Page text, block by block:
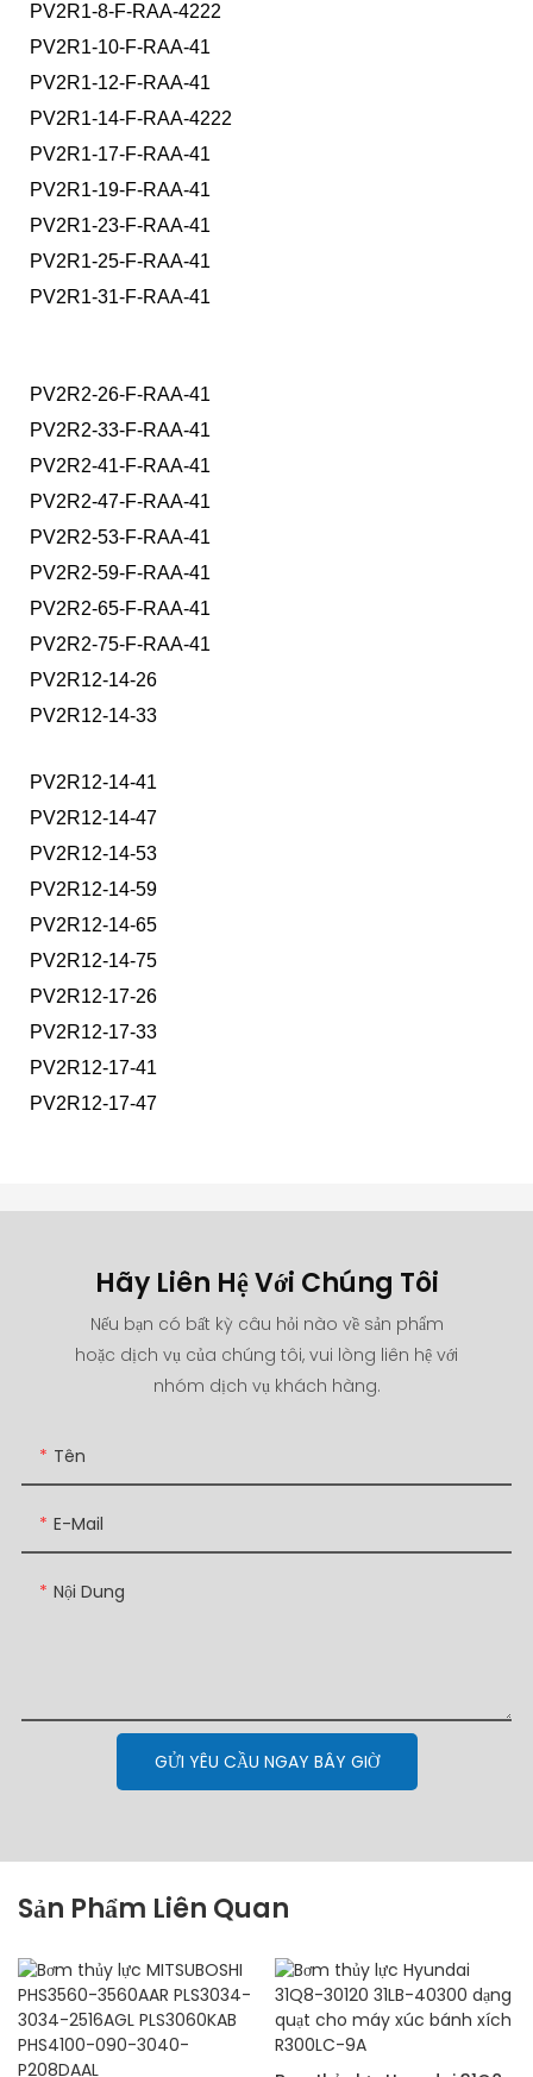
PV2R1-8-F-RAA-4222
PV2R1-10-F-RAA-41
PV2R1-12-F-RAA-41
PV2R1-14-F-RAA-4222
PV2R1-17-F-RAA-41
PV2R1-19-F-RAA-41
PV2R1-23-F-RAA-41
PV2R1-25-F-RAA-41
PV2R1-31-F-RAA-41
PV2R2-26-F-RAA-41
PV2R2-33-F-RAA-41
PV2R2-41-F-RAA-41
PV2R2-47-F-RAA-41
PV2R2-53-F-RAA-41
PV2R2-59-F-RAA-41
PV2R2-65-F-RAA-41
PV2R2-75-F-RAA-41
PV2R12-14-26
PV2R12-14-33
PV2R12-14-41
PV2R12-14-47
PV2R12-14-53
PV2R12-14-59
PV2R12-14-65
PV2R12-14-75
PV2R12-17-26
PV2R12-17-33
PV2R12-17-41
PV2R12-17-47
Hãy Liên Hệ Với Chúng Tôi
Nếu bạn có bất kỳ câu hỏi nào về sản phẩm
hoặc dịch vụ của chúng tôi, vui lòng liên hệ với
nhóm dịch vụ khách hàng.
Tên
E-Mail
Nội Dung
GỬI YÊU CẦU NGAY BÂY GIỜ
Sản Phẩm Liên Quan